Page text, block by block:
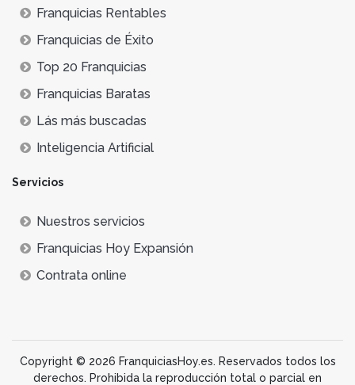
Franquicias Rentables
Franquicias de Éxito
Top 20 Franquicias
Franquicias Baratas
Lás más buscadas
Inteligencia Artificial
Servicios
Nuestros servicios
Franquicias Hoy Expansión
Contrata online
Copyright © 2026 FranquiciasHoy.es. Reservados todos los
derechos. Prohibida la reproducción total o parcial en